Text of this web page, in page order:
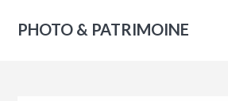
PHOTO & PATRIMOINE